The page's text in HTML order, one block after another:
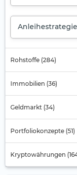
Anleihestrategie
Rohstoffe (284)
Immobilien (36)
Geldmarkt (34)
Portfoliokonzepte (51)
Kryptowährungen